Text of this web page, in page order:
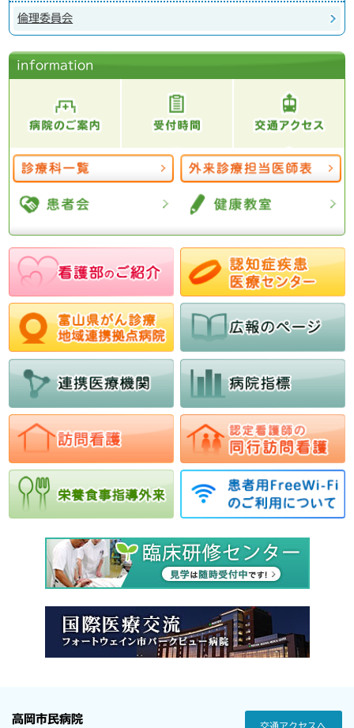
倫理委員会
information
高岡市民病院
交通アクセスへ